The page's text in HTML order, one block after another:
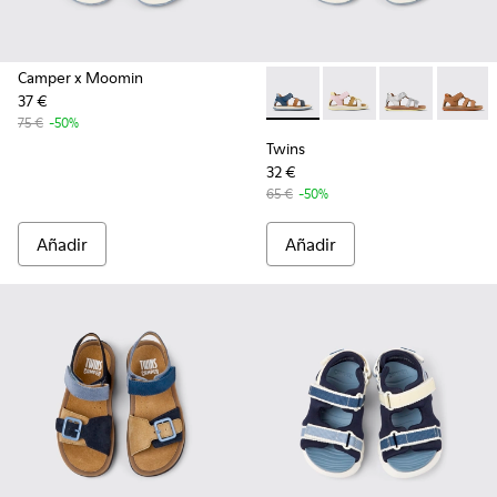
Camper x Moomin
37 €
75 € -50%
Añadir
Twins - K800628-007 -
Twins - K800628-
Twins -Twins
Twins
32 €
65 € -50%
Añadir